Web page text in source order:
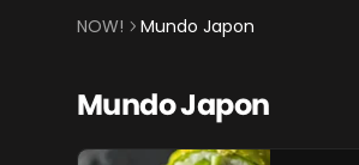
NOW! Mundo Japon
Mundo Japon